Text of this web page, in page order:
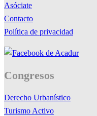
Asóciate
Contacto
Política de privacidad
Congresos
Derecho Urbanístico
Turismo Activo